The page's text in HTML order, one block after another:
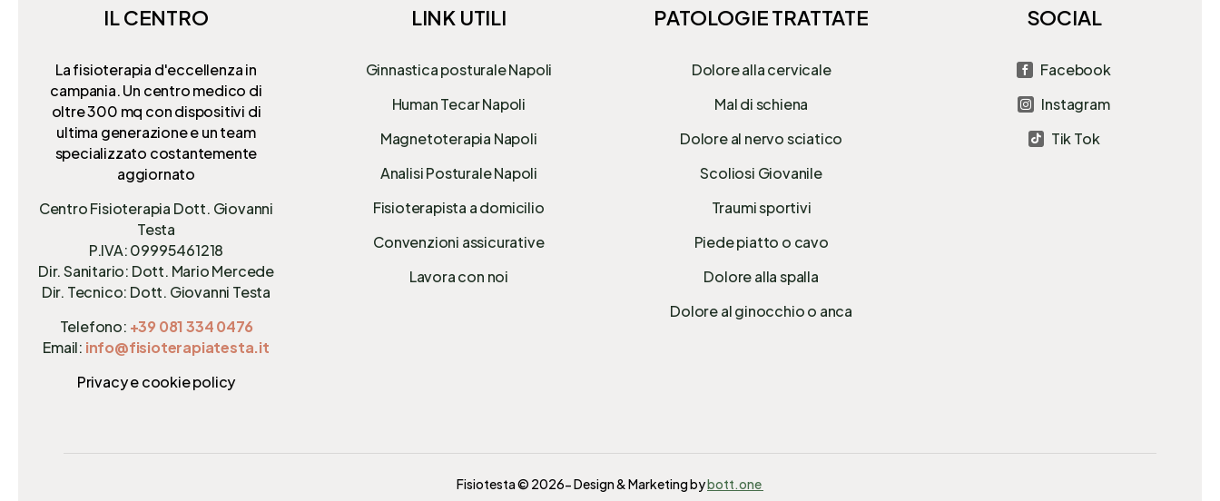
IL CENTRO
La fisioterapia d'eccellenza in
campania. Un centro medico di
oltre 300 mq con dispositivi di
ultima generazione e un team
specializzato costantemente
aggiornato
Centro Fisioterapia Dott. Giovanni
Testa
P.IVA: 09995461218
Dir. Sanitario: Dott. Mario Mercede
Dir. Tecnico: Dott. Giovanni Testa
Telefono: +39 081 334 0476
Email: info@fisioterapiatesta.it
Privacy e cookie policy
LINK UTILI
Ginnastica posturale Napoli
Human Tecar Napoli
Magnetoterapia Napoli
Analisi Posturale Napoli
Fisioterapista a domicilio
Convenzioni assicurative
Lavora con noi
PATOLOGIE TRATTATE
Dolore alla cervicale
Mal di schiena
Dolore al nervo sciatico
Scoliosi Giovanile
Traumi sportivi
Piede piatto o cavo
Dolore alla spalla
Dolore al ginocchio o anca
SOCIAL
 Facebook
 Instagram
 Tik Tok
Fisiotesta © 2026- Design & Marketing bybott.one